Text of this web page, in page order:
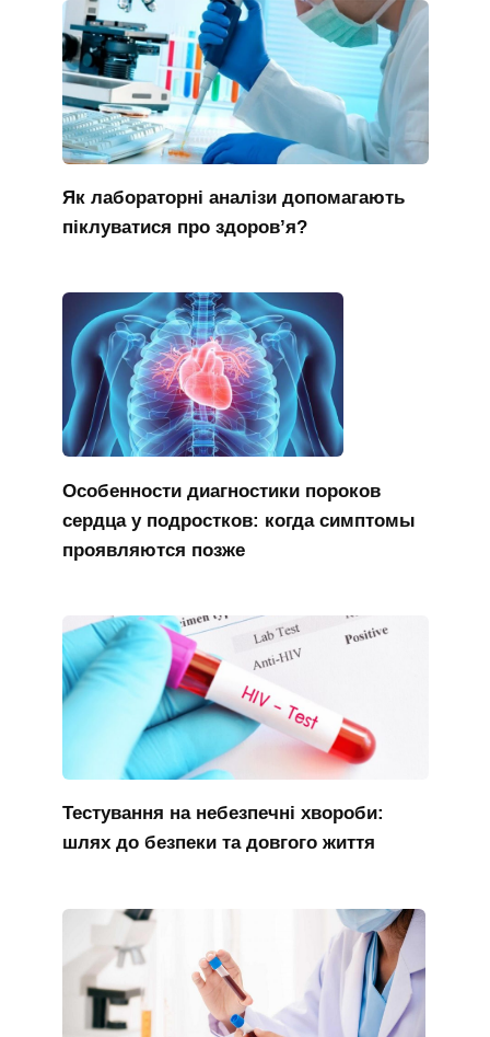
Як лабораторні аналізи допомагають
піклуватися про здоров’я?
Особенности диагностики пороков
сердца у подростков: когда симптомы
проявляются позже
Тестування на небезпечні хвороби:
шлях до безпеки та довгого життя